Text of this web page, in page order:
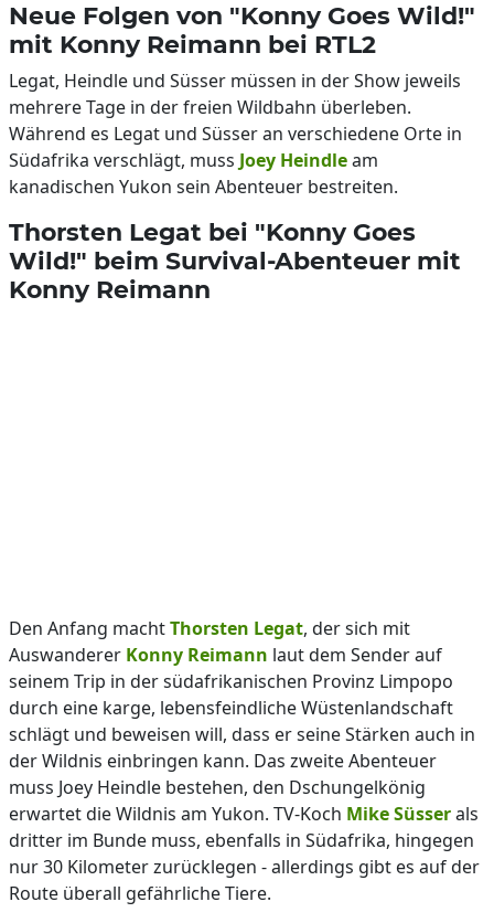
Neue Folgen von "Konny Goes Wild!"
mit Konny Reimann bei RTL2
Legat, Heindle und Süsser müssen in der Show jeweils
mehrere Tage in der freien Wildbahn überleben.
Während es Legat und Süsser an verschiedene Orte in
Südafrika verschlägt, muss Joey Heindleam
kanadischen Yukon sein Abenteuer bestreiten.
Thorsten Legat bei "Konny Goes
Wild!" beim Survival-Abenteuer mit
Konny Reimann
Den Anfang machtThorsten Legat, der sich mit
Auswanderer Konny Reimann laut dem Sender auf
seinem Trip in der südafrikanischen Provinz Limpopo
durch eine karge, lebensfeindliche Wüstenlandschaft
schlägt und beweisen will, dass er seine Stärken auch in
der Wildnis einbringen kann. Das zweite Abenteuer
muss Joey Heindle bestehen, den Dschungelkönig
erwartet die Wildnis am Yukon. TV-Koch Mike Süsserals
dritter im Bunde muss, ebenfalls in Südafrika, hingegen
nur 30 Kilometer zurücklegen - allerdings gibt es auf der
Route überall gefährliche Tiere.